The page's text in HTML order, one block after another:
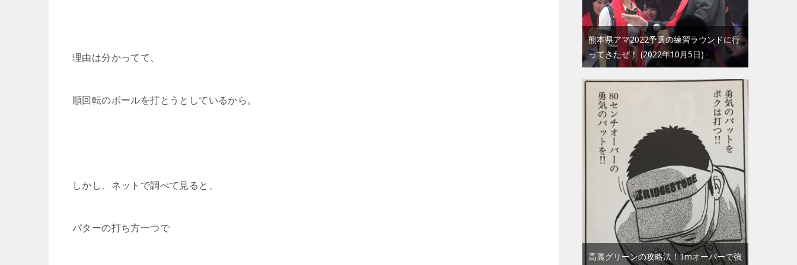
理由は分かってて、
順回転のボールを打とうとしているから。
しかし、ネットで調べて見ると、
パターの打ち方一つで
熊本県アマ2022予選の練習ラウンドに行
ってきたぜ！ 2022年10月5日
高麗グリーンの攻略法！1mオーバーで強